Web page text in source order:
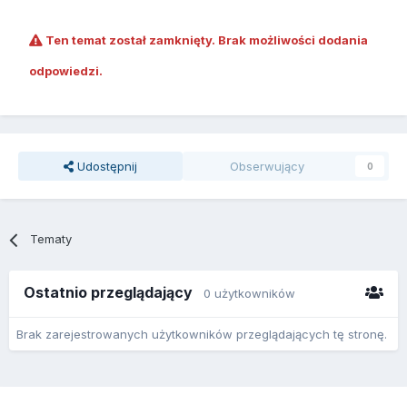
Ten temat został zamknięty. Brak możliwości dodania
odpowiedzi.
Udostępnij Obserwujący 0
Tematy
Ostatnio przeglądający 0 użytkowników
Brak zarejestrowanych użytkowników przeglądających tę stronę.